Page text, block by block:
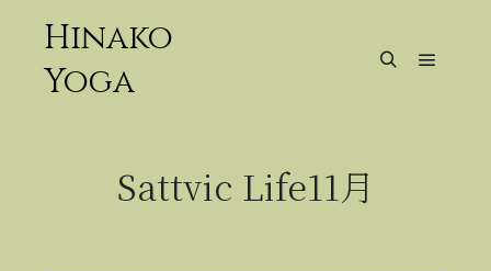
Hinako
Yoga
Sattvic Life11月